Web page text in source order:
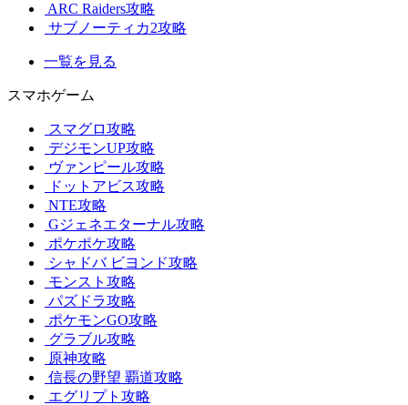
ARC Raiders攻略
サブノーティカ2攻略
一覧を見る
スマホゲーム
スマグロ攻略
デジモンUP攻略
ヴァンピール攻略
ドットアビス攻略
NTE攻略
Gジェネエターナル攻略
ポケポケ攻略
シャドバ ビヨンド攻略
モンスト攻略
パズドラ攻略
ポケモンGO攻略
グラブル攻略
原神攻略
信長の野望 覇道攻略
エグリプト攻略